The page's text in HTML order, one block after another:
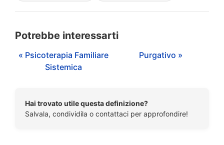
Potrebbe interessarti
« Psicoterapia Familiare
Sistemica
Purgativo »
Hai trovato utile questa definizione?
Salvala, condividila o contattaci per approfondire!